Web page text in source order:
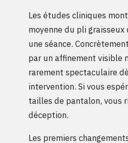
Les études cliniques
moyenne du pli graisseux
une séance.
par un affinement visible
rarement spectaculaire
intervention. Si vous
tailles de pantalon, vous
déception.
Les premiers